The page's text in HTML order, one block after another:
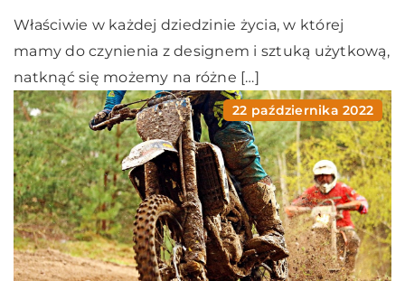
Właściwie w każdej dziedzinie życia, w której
mamy do czynienia z designem i sztuką użytkową,
natknąć się możemy na różne […]
22 października 2022